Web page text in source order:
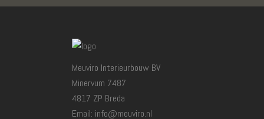
Meuviro Interieurbouw BV
Minervum 7487
4817 ZP Breda
Email: info@meuviro.nl